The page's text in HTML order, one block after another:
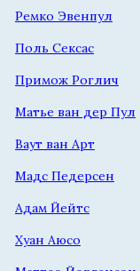
Ремко Эвенпул
Поль Сексас
Примож Роглич
Матье ван дер Пул
Ваут ван Арт
Мадс Педерсен
Адам Йейтс
Хуан Аюсо